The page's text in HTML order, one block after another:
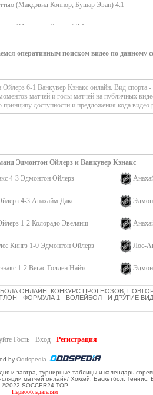
(Макдэвид Коннор, Бушар Эван) 4:1
(Макдэвид Коннор) 3:1
(Дуглас Кёртис, Ланкинен Кевин)
(Бушар Эван, Макдэвид Коннор) 2:0
Джошуа (Дак Колтон, Бушар Эван) 1:0
оперативным поиском видео по данному
6-1 Ванкувер Кэнакс онлайн. Вид
матчей и голы матчей на публичных
доступности и предложения кода видео
Эдмонтон Ойлерз и Ванкувер Кэнакс
4-3 Эдмонтон Ойлерз
4-3 Анахайм Дакс
1-2 Колорадо Эвеланш
Кингз 1-0 Эдмонтон Ойлерз Лос-
1-2 Вегас Голден Найтс
ОНЛАЙН, КОНКУРС ПРОГНОЗОВ,
- ФОРМУЛА 1 - ВОЛЕЙБОЛ - И ДРУГИЕ
Гость · Вход · Регистрация
by Oddspedia
и завтра, турнирные таблицы и календарь
матчей онлайн/ Хоккей, Баскетбол,
©2022 SOCCER24.TOP
Первообладателям